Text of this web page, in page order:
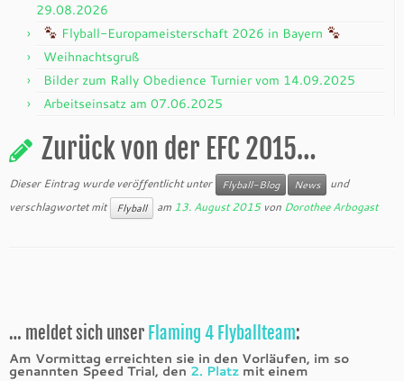
29.08.2026
Flyball-Europameisterschaft 2026 in Bayern
Weihnachtsgruß
Bilder zum Rally Obedience Turnier vom 14.09.2025
Arbeitseinsatz am 07.06.2025
Zurück von der EFC 2015…
Dieser Eintrag wurde veröffentlicht unter Flyball-Blog News
und
verschlagwortet mit
Flyball am 13. August 2015 von Dorothee Arbogast
… meldet sich unser Flaming 4 Flyballteam:
Am Vormittag erreichten sie in den Vorläufen, im so
genannten Speed Trial, den 2. Platz mit einem